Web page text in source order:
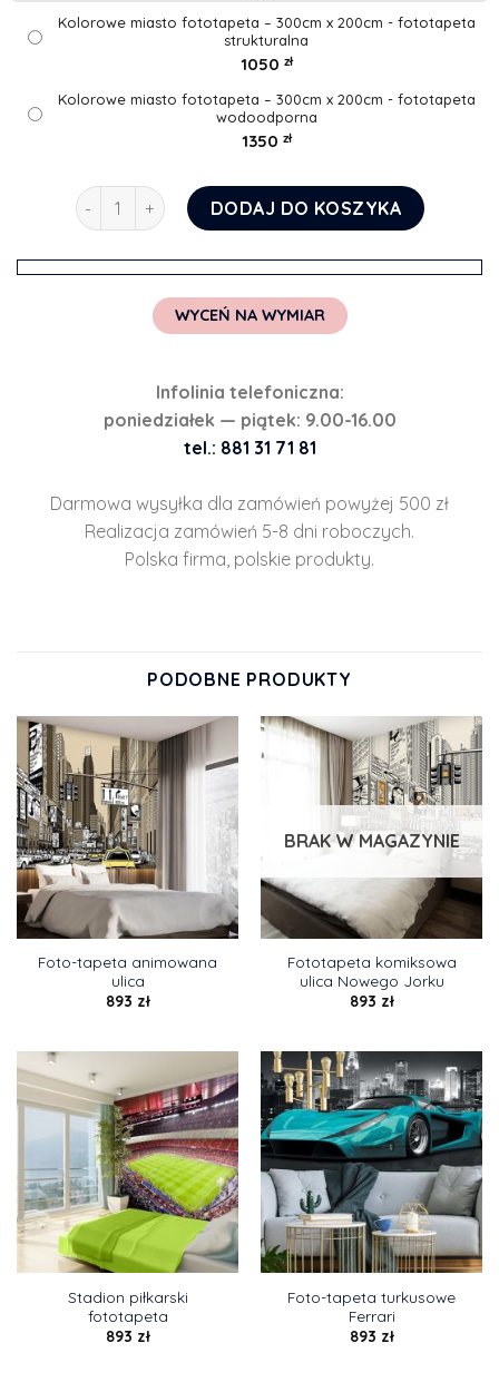
Kolorowe miasto fototapeta – 300cm x 200cm - fototapeta
strukturalna
1050 zł
Kolorowe miasto fototapeta – 300cm x 200cm - fototapeta
wodoodporna
1350 zł
ilość Kolorowe miasto fototapeta
DODAJ DO KOSZYKA
WYCEŃ NA WYMIAR
Infolinia telefoniczna:
poniedziałek — piątek: 9.00-16.00
tel.: 881 31 71 81
Darmowa wysyłka dla zamówień powyżej 500 zł
Realizacja zamówień 5-8 dni roboczych.
Polska firma, polskie produkty.
PODOBNE PRODUKTY
Foto-tapeta animowana
ulica
893 zł
BRAK W MAGAZYNIE
Fototapeta komiksowa
ulica Nowego Jorku
893 zł
Stadion piłkarski
fototapeta
893 zł
Foto-tapeta turkusowe
Ferrari
893 zł